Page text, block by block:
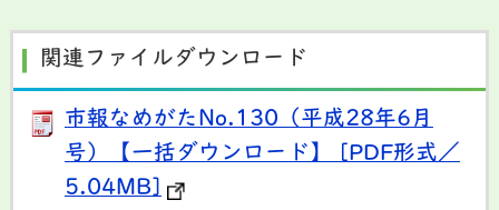
関連ファイルダウンロード
市報なめがたNo.130（平成28年6月
号）【一括ダウンロード】 [PDF形式／
5.04MB]